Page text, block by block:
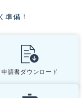
準備！
申請書ダウンロード